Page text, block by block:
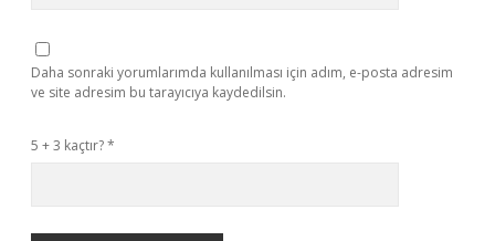
Daha sonraki yorumlarımda kullanılması için adım, e-posta adresim
ve site adresim bu tarayıcıya kaydedilsin.
5 + 3 kaçtır?*